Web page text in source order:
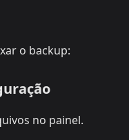
o backup:
no painel.